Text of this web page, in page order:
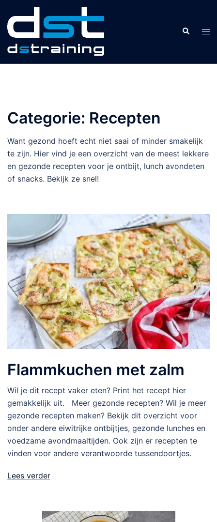
naar
de
inhoud
Zoeken
Categorie: Recepten
Want gezond hoeft echt niet saai of minder smakelijk
te zijn. Hier vind je een overzicht van de meest lekkere
en gezonde recepten voor je ontbijt, lunch avondeten
of snacks. Bekijk ze snel!
Flammkuchen met zalm
Wil je dit recept vaker eten? Print het recept hier
gemakkelijk uit. Meer gezonde recepten? Wil je meer
gezonde recepten maken? Bekijk dit overzicht voor
onder andere eiwitrijke ontbijtjes, gezonde lunches en
voedzame avondmaaltijden. Ook zijn er recepten te
vinden voor andere verantwoorde tussendoortjes.
Lees verder